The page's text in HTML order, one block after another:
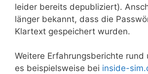
leider bereits depubliziert).
länger bekannt, dass die
Klartext gespeichert wurden.
Weitere Erfahrungsberichte rund
es beispielsweise bei inside-